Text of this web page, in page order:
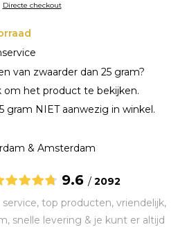
Directe checkout
van zwaarder dan 25 gram?
om het product te bekijken.
gram NIET aanwezig in winkel.
& Amsterdam
9.6 / 2092
service, top producten, vriendelijk,
snelle levering & je kunt er altijd